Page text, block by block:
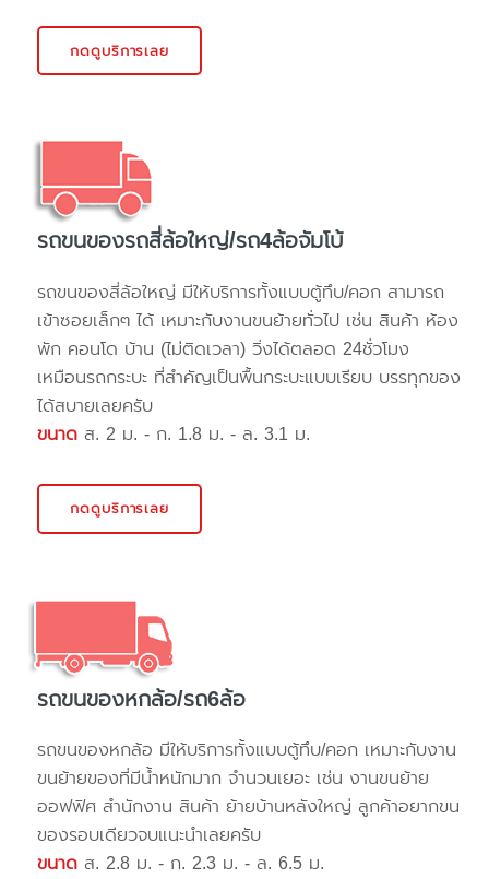
กดดูบริการเลย
รถขนของรถสี่ล้อใหญ่/รถ4ล้อจัมโบ้
รถขนของสี่ล้อใหญ่ มีให้บริการทั้งแบบตู้ทึบ/คอก สามารถ
เข้าซอยเล็กๆ ได้ เหมาะกับงานขนย้ายทั่วไป เช่น สินค้า ห้อง
พัก คอนโด บ้าน (ไม่ติดเวลา) วิ่งได้ตลอด 24ชั่วโมง
เหมือนรถกระบะ ที่สำคัญเป็นพื้นกระบะแบบเรียบ บรรทุกของ
ได้สบายเลยครับ
ขนาด ส. 2 ม. - ก. 1.8 ม. - ล. 3.1 ม.
กดดูบริการเลย
รถขนของหกล้อ/รถ6ล้อ
รถขนของหกล้อ มีให้บริการทั้งแบบตู้ทึบ/คอก เหมาะกับงาน
ขนย้ายของที่มีน้ำหนักมาก จำนวนเยอะ เช่น งานขนย้าย
ออฟฟิศ สำนักงาน สินค้า ย้ายบ้านหลังใหญ่ ลูกค้าอยากขน
ของรอบเดียวจบแนะนำเลยครับ
ขนาด ส. 2.8 ม. - ก. 2.3 ม. - ล. 6.5 ม.